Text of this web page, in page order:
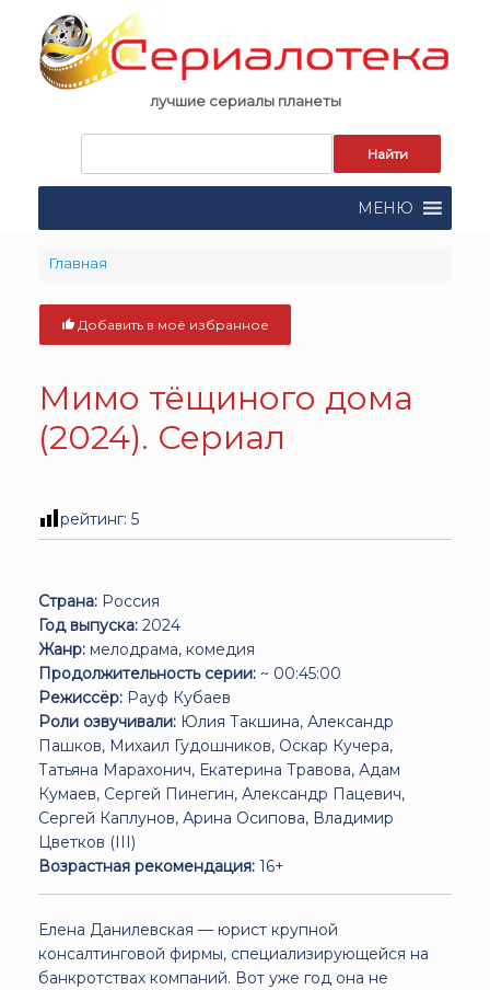
content
лучшие сериалы планеты
поиска:
МЕНЮ
Главная
Добавить в моё избранное
Мимо тёщиного дома
(2024). Сериал
рейтинг: 5
Страна: Россия
Год выпуска: 2024
Жанр: мелодрама, комедия
Продолжительность серии: ~ 00:45:00
Режиссёр: Рауф Кубаев
Роли озвучивали: Юлия Такшина, Александр
Пашков, Михаил Гудошников, Оскар Кучера,
Татьяна Марахонич, Екатерина Травова, Адам
Кумаев, Сергей Пинегин, Александр Пацевич,
Сергей Каплунов, Арина Осипова, Владимир
Цветков (III)
Возрастная рекомендация: 16+
Елена Данилевская — юрист крупной
консалтинговой фирмы, специализирующейся на
банкротствах компаний. Вот уже год она не